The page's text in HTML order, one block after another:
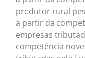
produtor rural
a partir da
empresas
competência